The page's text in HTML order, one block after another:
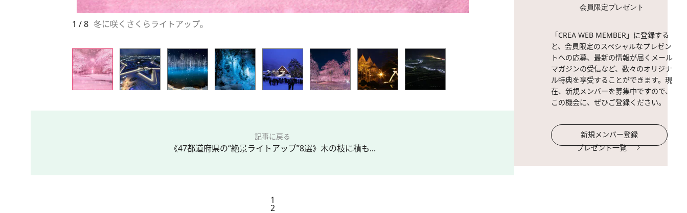
1 / 8 冬に咲くさくらライトアップ。
記事に戻る
《47都道府県の“絶景ライトアップ”8選》木の枝に積も...
1
2
会員限定プレゼント
「CREA WEB MEMBER」に登録する
と、会員限定のスペシャルなプレゼン
トへの応募、最新の情報が届くメール
マガジンの受信など、数々のオリジナ
ル特典を享受することができます。現
在、新規メンバーを募集中ですので、
この機会に、ぜひご登録ください。
新規メンバー登録
プレゼント一覧